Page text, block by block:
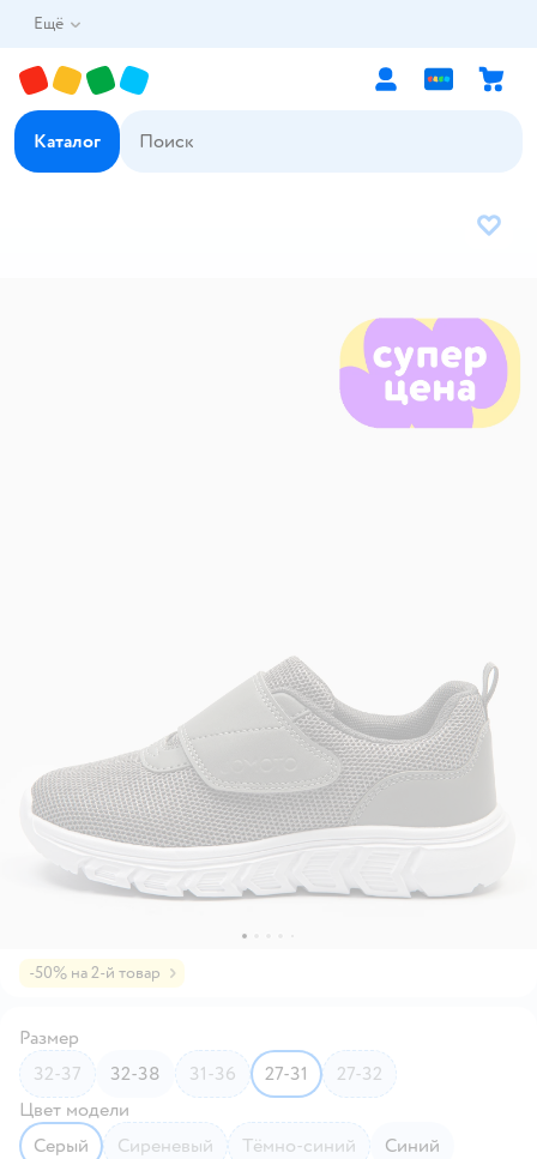
Ещё
Каталог
В
-50% на 2-й товар
Размер
32-37
32-38 31-36 27-31
27-32
Цвет модели
Серый
Сиреневый Тёмно-синий
Синий